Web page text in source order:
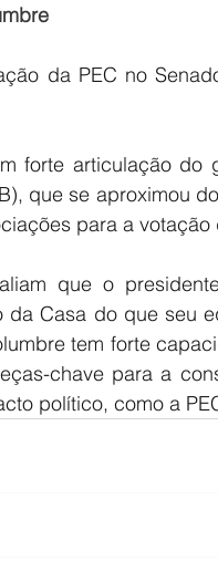
da PEC no
forte articulação do
que se aproximou
para a votação
que o
Casa do que seu
tem forte
chave para a
político, como a